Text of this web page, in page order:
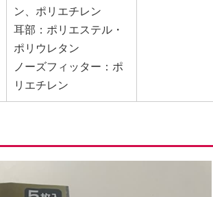
ン、ポリエチレン
耳部：ポリエステル・
ポリウレタン
ノーズフィッター：ポ
リエチレン